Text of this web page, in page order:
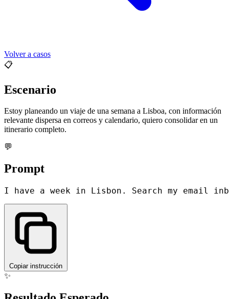
Volver a casos
📋
Escenario
Estoy planeando un viaje de una semana a Lisboa, con información
relevante dispersa en correos y calendario, quiero consolidar en un
itinerario completo.
💬
Prompt
Copiar instrucción
✨